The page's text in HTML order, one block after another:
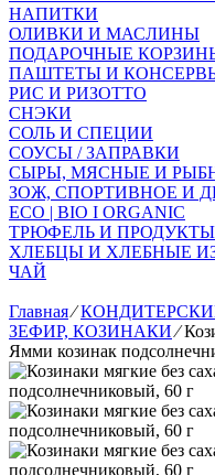
НАПИТКИ
ОЛИВКИ И МАСЛИНЫ
ПОДАРОЧНЫЕ
ПАШТЕТЫ И
РИС И РИЗОТТО
СНЭКИ
СОЛЬ И СПЕЦИИ
СОУСЫ / ЗАПРАВКИ
СЫРЫ, МЯСНЫЕ И
ЗОЖ, СПОРТИВНОЕ И
ECO | BIO I ORGANIC
ТРЮФЕЛЬ И
ХЛЕБЦЫ И ХЛЕБНЫЕ
ЧАЙ
Главная⁄
ЗЕФИР, КОЗИНАКИ ⁄
Ямми козинак